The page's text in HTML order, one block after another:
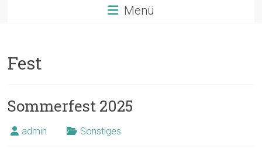
Menü
Fest
Sommerfest 2025
admin Sonstiges